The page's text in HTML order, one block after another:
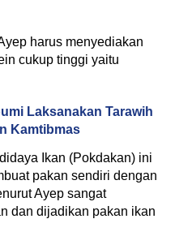
harus menyediakan
cukup tinggi yaitu
Laksanakan Tarawih
Kamtibmas
Ikan (Pokdakan) ini
pakan sendiri dengan
Ayep sangat
dan dijadikan pakan ikan